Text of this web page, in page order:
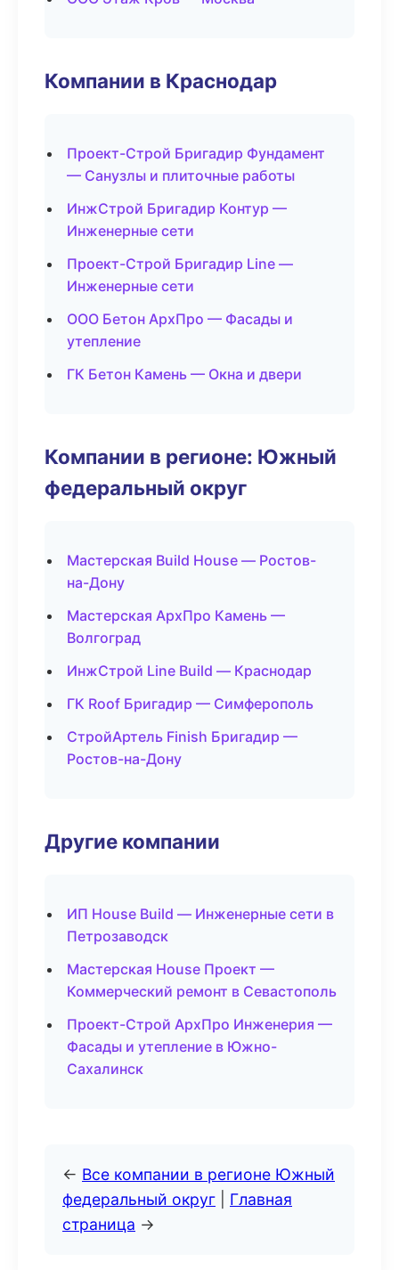
Компании в Краснодар
Проект-Строй Бригадир Фундамент
— Санузлы и плиточные работы
ИнжСтрой Бригадир Контур —
Инженерные сети
Проект-Строй Бригадир Line —
Инженерные сети
ООО Бетон АрхПро — Фасады и
утепление
ГК Бетон Камень — Окна и двери
Компании в регионе: Южный
федеральный округ
Мастерская Build House — Ростов-
на-Дону
Мастерская АрхПро Камень —
Волгоград
ИнжСтрой Line Build — Краснодар
ГК Roof Бригадир — Симферополь
СтройАртель Finish Бригадир —
Ростов-на-Дону
Другие компании
ИП House Build — Инженерные сети в
Петрозаводск
Мастерская House Проект —
Коммерческий ремонт в Севастополь
Проект-Строй АрхПро Инженерия —
Фасады и утепление в Южно-
Сахалинск
← Все компании в регионе Южный
федеральный округ
Главная
страница →